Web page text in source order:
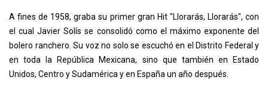
A fines de 1958, graba su primer gran Hit "Llorarás, Llorarás", con
el cual Javier Solís se consolidó como el máximo exponente del
bolero ranchero. Su voz no solo se escuchó en el Distrito Federal y
en toda la República Mexicana, sino que también en Estado
Unidos, Centro y Sudamérica y en España un año después.